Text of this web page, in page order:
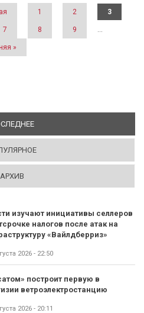
1 2 3
7 8 9 …
»
(АКТИВНАЯ ВКЛАДКА)
АРХИВ
изучают инициативы селлеров
налогов после атак на
«Вайлдберриз»
2026 - 22:50
построит первую в
ветроэлектростанцию
2026 - 20:11